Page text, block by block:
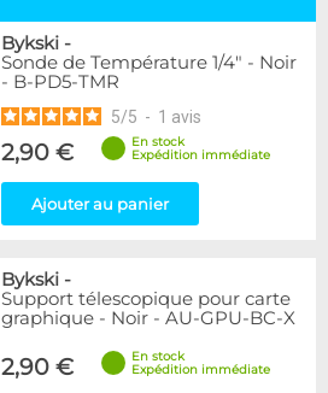
1
33
7
3
15
7
Bykski -
Sonde de Température 1/4" - Noir
- B-PD5-TMR
5/5 - 1 avis
2,90 €
En stock
Expédition immédiate
Ajouter au panier
Bykski -
Support télescopique pour carte
graphique - Noir - AU-GPU-BC-X
2,90 €
En stock
Expédition immédiate